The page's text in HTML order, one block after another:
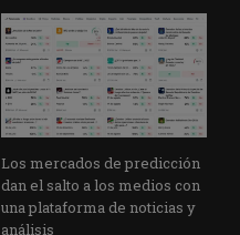
Los mercados de predicción
dan el salto a los medios con
una plataforma de noticias y
análisis